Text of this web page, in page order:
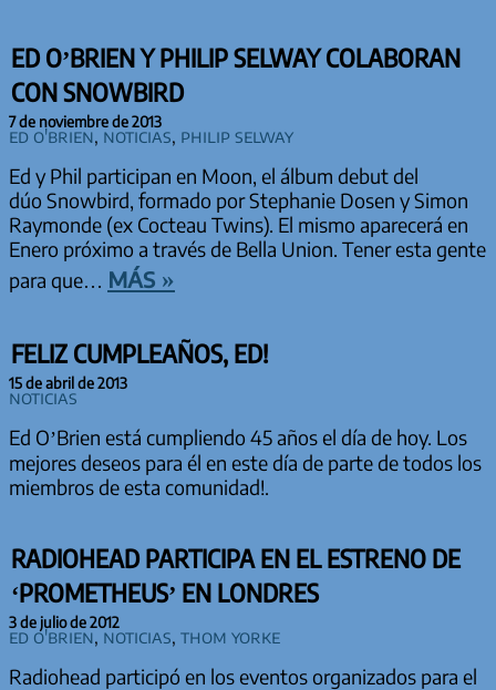
ED O’BRIEN Y PHILIP SELWAY COLABORAN
CON SNOWBIRD
7 de noviembre de 2013
Ed O'Brien, Noticias, Philip Selway
Ed y Phil participan en Moon, el álbum debut del
dúo Snowbird, formado por Stephanie Dosen y Simon
Raymonde (ex Cocteau Twins). El mismo aparecerá en
Enero próximo a través de Bella Union. Tener esta gente
para que… más »
FELIZ CUMPLEAÑOS, ED!
15 de abril de 2013
Noticias
Ed O’Brien está cumpliendo 45 años el día de hoy. Los
mejores deseos para él en este día de parte de todos los
miembros de esta comunidad!.
RADIOHEAD PARTICIPA EN EL ESTRENO DE
‘PROMETHEUS’ EN LONDRES
3 de julio de 2012
Ed O'Brien, Noticias, Thom Yorke
Radiohead participó en los eventos organizados para el